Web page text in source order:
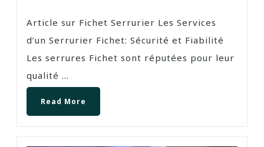
Article sur Fichet Serrurier Les Services
d’un Serrurier Fichet: Sécurité et Fiabilité
Les serrures Fichet sont réputées pour leur
qualité ...
Read More